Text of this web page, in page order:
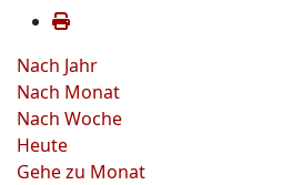
Nach Jahr
Nach Monat
Nach Woche
Heute
Gehe zu Monat